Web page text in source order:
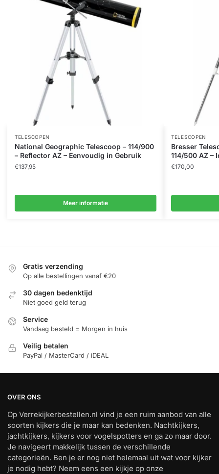
TELESCOPEN
National Geographic Telescoop – 114/900
– Reflector AZ – Eenvoudig in Gebruik
€137,95
Meer informatie
TELESCOPEN
Bresser
114/500 AZ –
€170,00
Gratis verzending
Op alle bestellingen vanaf €20
30 dagen bedenktijd
Niet goed geld terug
Service
Vandaag besteld = Morgen in huis
Veilig betalen
PayPal / MasterCard / iDEAL
OVER ONS
Op Verrekijkerbestellen.nl vind je een ruim aanbod van alle
soorten kijkers die je maar kan bedenken. Nachtkijkers,
jachtkijkers, kijkers voor vogelspotters en ga zo maar door.
Je navigeert makkelijk tussen de verschillende
categorieën. Ben je er nog niet helemaal uit wat voor kijker
je nodig hebt? Neem eens een kijkje op onze